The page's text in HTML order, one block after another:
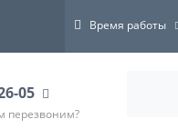
Время работы
05
перезвоним?